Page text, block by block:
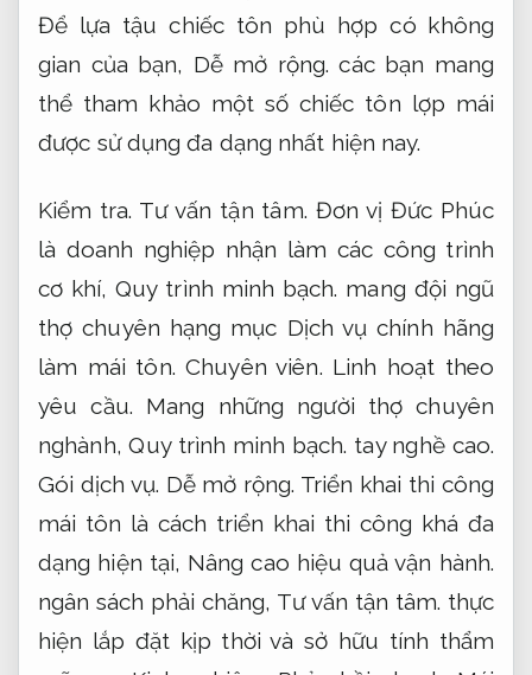
Để lựa tậu chiếc tôn phù hợp có không
gian của bạn, Dễ mở rộng. các bạn mang
thể tham khảo một số chiếc tôn lợp mái
được sử dụng đa dạng nhất hiện nay.
Kiểm tra. Tư vấn tận tâm. Đơn vị Đức Phúc
là doanh nghiệp nhận làm các công trình
cơ khí,Quy trình minh bạch. mang đội ngũ
thợ chuyên hạng mục Dịch vụ chính hãng
làm mái tôn.Chuyên viên. Linh hoạt theo
yêu cầu. Mang những người thợ chuyên
nghành,Quy trình minh bạch. tay nghề cao.
Gói dịch vụ. Dễ mở rộng. Triển khai thi công
mái tôn là cách triển khai thi công khá đa
dạng hiện tại, Nâng cao hiệu quả vận hành.
ngân sách phải chăng, Tư vấn tận tâm. thực
hiện lắp đặt kịp thời và sở hữu tính thẩm